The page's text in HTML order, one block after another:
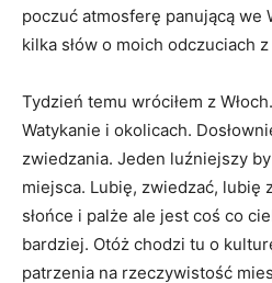
poczuć atmosferę panującą we
kilka słów o moich odczuciach z
Tydzień temu wróciłem z
Watykanie i okolicach.
zwiedzania. Jeden luźniejszy
miejsca. Lubię, zwiedzać, lubię
słońce i palże ale jest coś co
bardziej. Otóż chodzi tu o
patrzenia na rzeczywistość